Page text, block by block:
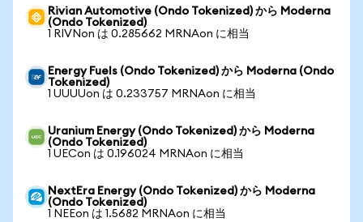
Rivian Automotive (Ondo Tokenized) から Moderna
(Ondo Tokenized)
1 RIVNon は 0.285662 MRNAon に相当
Energy Fuels (Ondo Tokenized) から Moderna (Ondo
Tokenized)
1 UUUUon は 0.233757 MRNAon に相当
Uranium Energy (Ondo Tokenized) から Moderna
(Ondo Tokenized)
1 UECon は 0.196024 MRNAon に相当
NextEra Energy (Ondo Tokenized) から Moderna
(Ondo Tokenized)
1 NEEon は 1.5682 MRNAon に相当